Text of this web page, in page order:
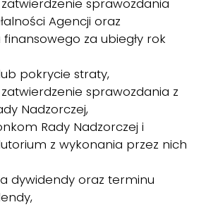
sprawozdania
Agencji oraz
za ubiegły rok
pokrycie straty,
sprawozdania z
Nadzorczej,
Rady Nadzorczej i
z wykonania przez nich
dywidendy oraz terminu